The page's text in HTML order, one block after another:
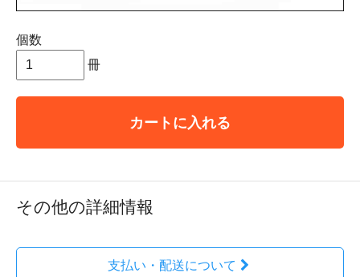
個数
冊
カートに入れる
その他の詳細情報
支払い・配送について